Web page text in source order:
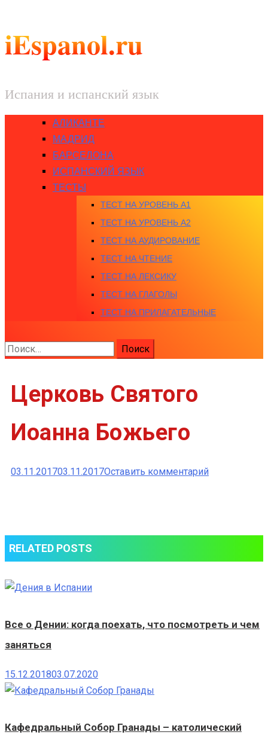
iEspanol.ru
Испания и испанский язык
АЛИКАНТЕ
МАДРИД
БАРСЕЛОНА
ИСПАНСКИЙ ЯЗЫК
ТЕСТЫ
ТЕСТ НА УРОВЕНЬ A1
ТЕСТ НА УРОВЕНЬ A2
ТЕСТ НА АУДИРОВАНИЕ
ТЕСТ НА ЧТЕНИЕ
ТЕСТ НА ЛЕКСИКУ
ТЕСТ НА ГЛАГОЛЫ
ТЕСТ НА ПРИЛАГАТЕЛЬНЫЕ
Найти:
Церковь Святого
Иоанна Божьего
03.11.201703.11.2017Оставить комментарийк
Божьего
RELATED POSTS
Все о Дении: когда поехать, что посмотреть и чем
заняться
15.12.201803.07.2020
Кафедральный Собор Гранады – католический